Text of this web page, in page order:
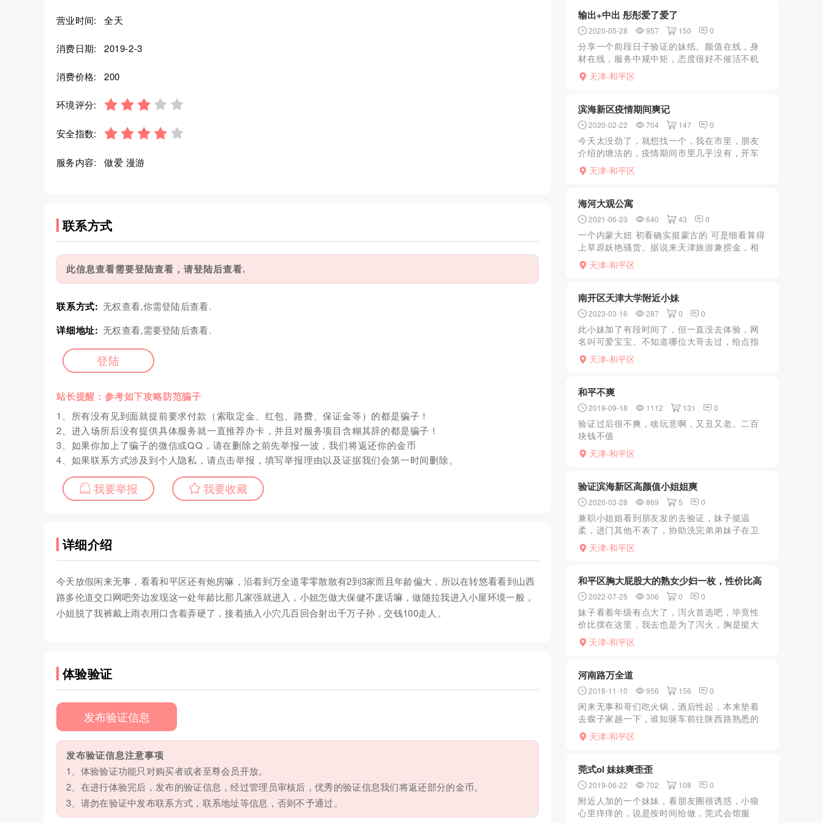
营业时间: 全天
消费日期: 2019-2-3
消费价格: 200
环境评分:
安全指数:
服务内容: 做爱 漫游
联系方式
此信息查看需要登陆查看，请登陆后查看.
联系方式: 无权查看,你需登陆后查看.
详细地址: 无权查看,需要登陆后查看.
登陆
站长提醒：参考如下攻略防范骗子
1、所有没有见到面就提前要求付款（索取定金、红包、路费、保证金等）的都是骗子！
2、进入场所后没有提供具体服务就一直推荐办卡，并且对服务项目含糊其辞的都是骗子！
3、如果你加上了骗子的微信或QQ，请在删除之前先举报一波，我们将返还你的金币
4、如果联系方式涉及到个人隐私，请点击举报，填写举报理由以及证据我们会第一时间删除。
我要举报 我要收藏
详细介绍
今天放假闲来无事，看看和平区还有炮房嘛，沿着到万全道零零散散有2到3家而且年龄偏大，所以在转悠看看到山西
路多伦道交口网吧旁边发现这一处年龄比那几家强就进入，小姐怎做大保健不废话嘛，做随拉我进入小屋环境一般，
小姐脱了我裤戴上雨衣用口含着弄硬了，接着插入小穴几百回合射出千万子孙，交钱100走人。
体验验证
发布验证信息
发布验证信息注意事项
1、体验验证功能只对购买者或者至尊会员开放。
2、在进行体验完后，发布的验证信息，经过管理员审核后，优秀的验证信息我们将返还部分的金币。
3、请勿在验证中发布联系方式，联系地址等信息，否则不予通过。
输出+中出 彤彤爱了爱了
2020-05-28 957 150 0
分享一个前段日子验证的妹纸。颜值在线，身
材在线，服务中规中矩，态度很好不催活不机
车。前戏不表，过程省略，感受说一下，dl很
舒服，蛋蛋舔的很舒服。小舌头贼的很。翻云
天津-和平区
滨海新区疫情期间爽记
2020-02-22 704 147 0
今天太没劲了，就想找一个，我在市里，朋友
介绍的塘沽的，疫情期间市里几乎没有，开车
40分钟到了地方，一开始小区大门不让进，就
从小门跳进去的，到了换鞋洗澡抽根烟冷静一
天津-和平区
海河大观公寓
2021-06-23 640 43 0
一个内蒙大妞 初看确实挺蒙古的 可是细看算得
上草原妖艳骚货。据说来天津旅游兼捞金，相
对四张的价格服务确实物超所值，干爽了后爽
朗的笑声让人联想到锡林郭勒……体毛略多，
天津-和平区
南开区天津大学附近小妹
2023-03-16 287 0 0
此小妹加了有段时间了，但一直没去体验，网
名叫可爱宝宝。不知道哪位大哥去过，给点指
点，此女怎么样。多谢....................
天津-和平区
和平不爽
2019-09-18 1112 131 0
验证过后很不爽，啥玩意啊，又丑又老。二百
块钱不值
天津-和平区
验证滨海新区高颜值小姐姐爽
2020-03-28 869 5 0
兼职小姐姐看到朋友发的去验证，妹子挺温
柔，进门其他不表了，协助洗完弟弟妹子在卫
生间就开始口。换到床上口的很不错，腿贴着
妹子大腿根就碰到了流出来的水，欲望很强。
天津-和平区
和平区胸大屁股大的熟女少妇一枚，性价比高
2022-07-25 306 0 0
妹子看着年级有点大了，泻火首选吧，毕竟性
价比摆在这里，我去也是为了泻火，胸是挺大
的，屁股也挺大，一进门她就让我去洗澡，洗
完澡直接开搞，最后射了提提裤子走人 重点推
天津-和平区
河南路万全道
2018-11-10 956 156 0
闲来无事和哥们吃火锅，酒后性起，本来垫着
去瘸子家趟一下，谁知驱车前往陕西路熟悉的
蓝色卷帘门禁闭。无奈精虫上脑，随便溜达，
感觉必须来一发，在瘸子前边发现一个小红
天津-和平区
莞式ol 妹妹爽歪歪
2019-06-22 702 108 0
附近人加的一个妹妹，看朋友圈很诱惑，小狼
心里痒痒的，说是按时间给做，莞式会馆服